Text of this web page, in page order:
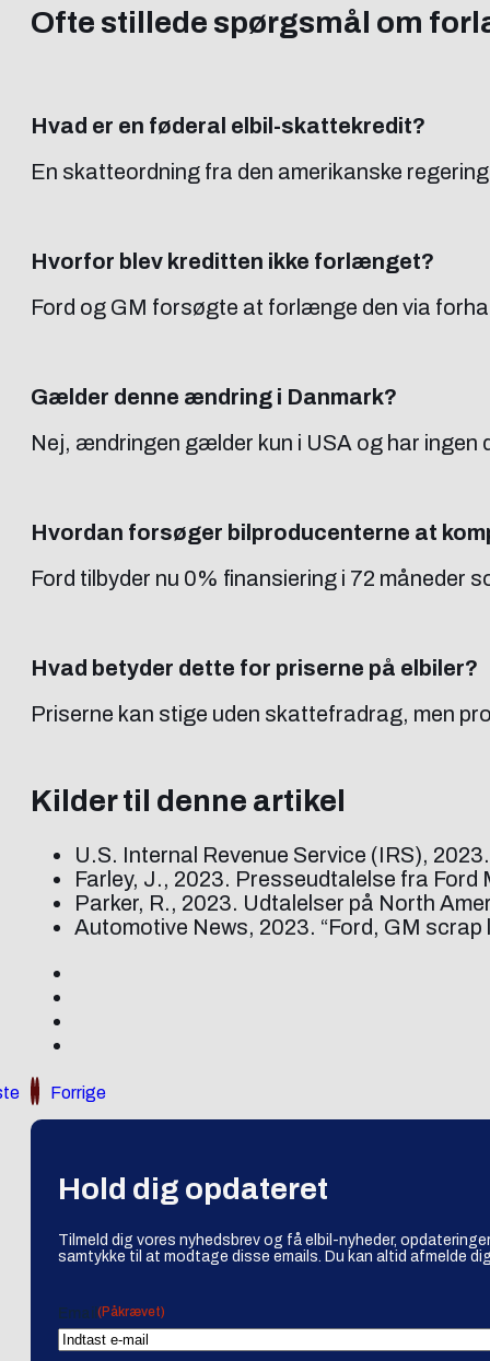
Ofte stillede spørgsmål om
Hvad er en føderal elbil-skattekredit?
En skatteordning fra den amerikanske
Hvorfor blev kreditten ikke forlænget?
Ford og GM forsøgte at forlænge den via
Gælder denne ændring i Danmark?
Nej, ændringen gælder kun i USA og har ingen
Hvordan forsøger bilproducenterne at
Ford tilbyder nu 0% finansiering i 72 måneder
Hvad betyder dette for priserne på elbiler?
Priserne kan stige uden skattefradrag, men
Kilder til denne artikel
U.S. Internal Revenue Service (IRS),
Farley, J., 2023. Presseudtalelse fra Ford
Parker, R., 2023. Udtalelser på North
Automotive News, 2023. “Ford, GM
Forrige
Hold dig opdateret
Tilmeld dig vores nyhedsbrev og få elbil-nyheder,
samtykke til at modtage disse emails. Du kan altid afmelde
Email (Påkrævet)